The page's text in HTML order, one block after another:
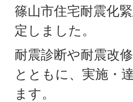
篠山市住宅耐震化
定しました。
耐震診断や耐震改
とともに、実施・
ます。